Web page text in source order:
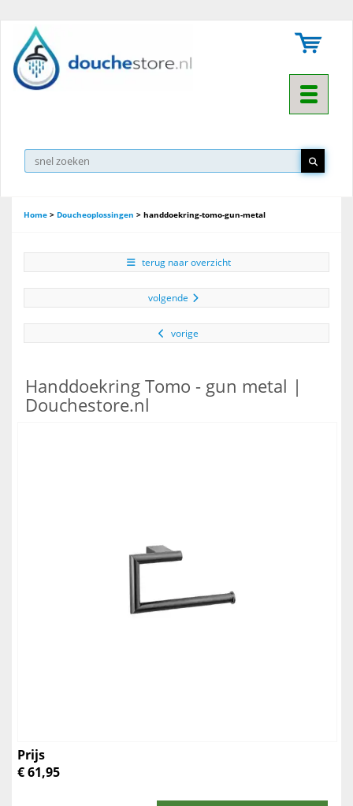
Toggle
Home > Doucheoplossingen > handdoekring-tomo-gun-metal
terug naar overzicht
volgende
vorige
Handdoekring Tomo - gun metal |
Douchestore.nl
Prijs
€ 61,95